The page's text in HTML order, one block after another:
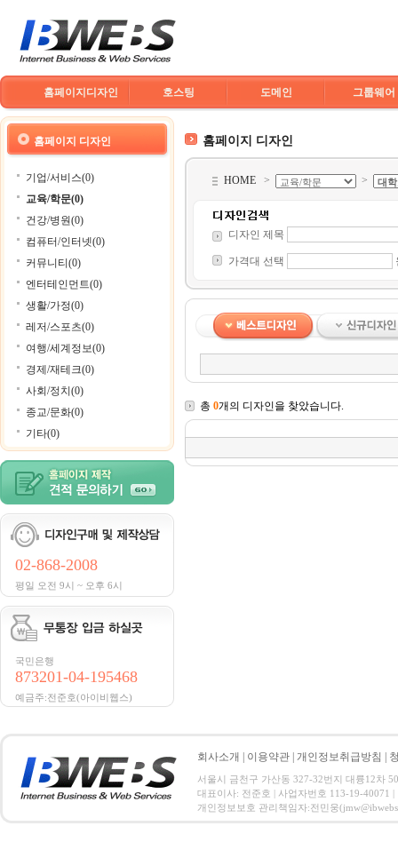
홈페이지디자인 호스팅 도메인 그룹웨어
홈페이지 디자인
기업/서비스(0)
교육/학문(0)
건강/병원(0)
컴퓨터/인터넷(0)
커뮤니티(0)
엔터테인먼트(0)
생활/가정(0)
레저/스포츠(0)
여행/세계정보(0)
경제/재테크(0)
사회/정치(0)
종교/문화(0)
기타(0)
02-868-2008
평일 오전 9시 ~ 오후 6시
국민은행
873201-04-195468
예금주:전준호(아이비웹스)
홈페이지 디자인
HOME > >
디자인 제목
가격대 선택
총 0개의 디자인을 찾았습니다.
회사소개 이용약관 개인정보취급방침
서울시 금천구 가산동 327-32번지 대륭12차
대표이사: 전준호 | 사업자번호 113-19-40071 |
개인정보보호 관리책임자:전민웅